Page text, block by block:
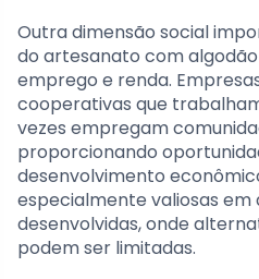
Outra dimensão social
do artesanato com
emprego e renda.
cooperativas que
vezes empregam
proporcionando
desenvolvimento
especialmente valiosas em
desenvolvidas, onde
podem ser limitadas.